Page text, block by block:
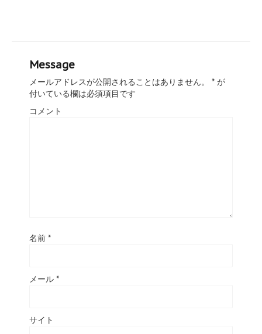
Message
メールアドレスが公開されることはありません。 * が
付いている欄は必須項目です
コメント
名前 *
メール *
サイト